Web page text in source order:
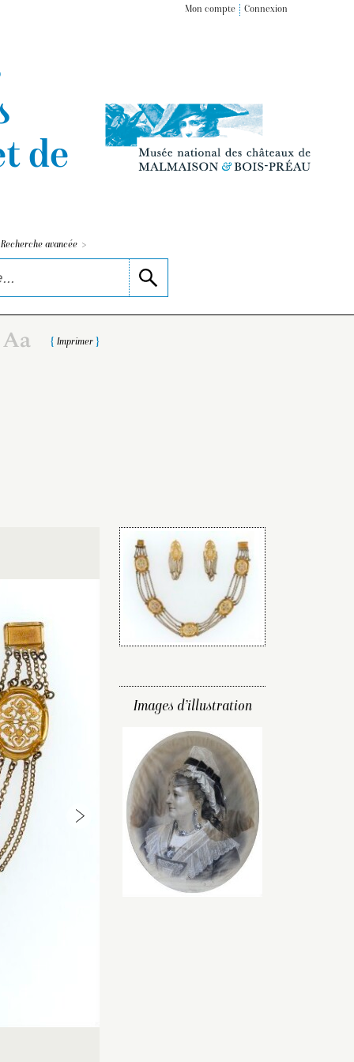
Mon compte Connexion
de
Recherche avancée >
Imprimer
Images d’illustration